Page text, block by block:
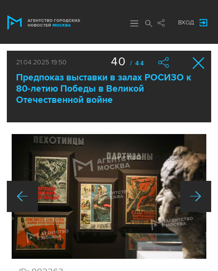
ВХОД
21.04.2025 19:50
Предпоказ выставки в залах РОСИЗО к
80-летию Победы в Великой
Отечественной войне
40 / 44